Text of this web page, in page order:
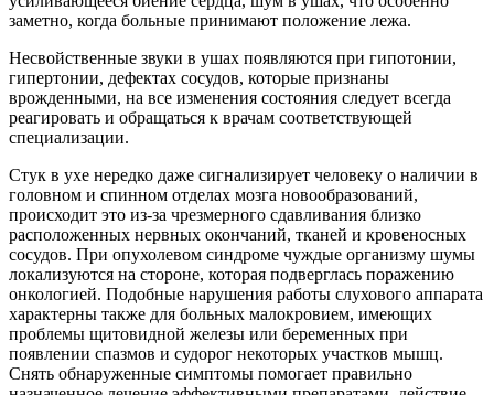
Своевременная борьба со стуком в ушах, который
сопровождается болезненными ощущениями, необходима для
человека. Перечисленные выше заболевания удается
предупредить, если обратить внимание на шум в ушах или
другие несвойственные человеку в обычной жизни
нарушения работы организма.
Диагностика
Для того, чтобы определить возможную причину развития
пульсации в ушах необходимо обратиться за помощью к
специалисту: